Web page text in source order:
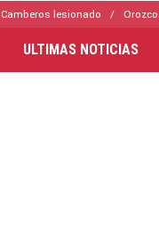
Camberos lesionado
ULTIMAS NOTICIAS